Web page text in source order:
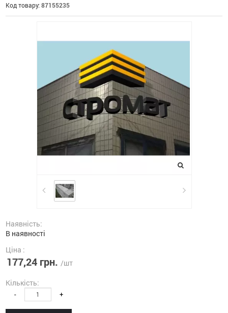
Код товару: 87155235
Наявність:
В наявності
Ціна :
177,24 грн. /шт
Кількість:
- +